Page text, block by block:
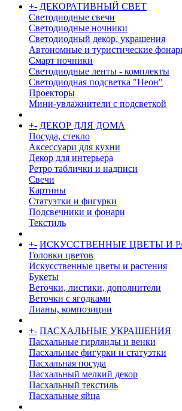
+- ДЕКОРАТИВНЫЙ СВЕТ
Светодиодные свечи
Светодиодные ночники
Светодиодный декор, украшения
Автономные и туристические
Смарт ночники
Светодиодные ленты - комплекты
Светодиодная подсветка "Неон"
Проекторы
Мини-увлажнители с подсветкой
+- ДЕКОР ДЛЯ ДОМА
Посуда, стекло
Аксессуари для кухни
Декор для интерьера
Ретро таблички и надписи
Свечи
Картины
Статуэтки и фигурки
Подсвечники и фонари
Текстиль
+- ИСКУССТВЕННЫЕ ЦВЕТЫ И
Головки цветов
Искусственные цветы и растения
Букеты
Веточки, листики, дополнители
Веточки с ягодками
Лианы, композиции
+- ПАСХАЛЬНЫЕ УКРАШЕНИЯ
Пасхальные гирлянды и венки
Пасхальные фигурки и статуэтки
Пасхальная посуда
Пасхальный мелкий декор
Пасхальный текстиль
Пасхальные яйца